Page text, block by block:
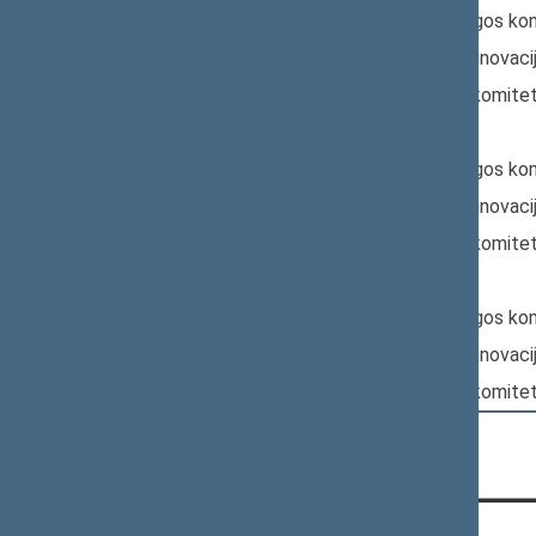
Pagrindinis: Aplinkos apsaugos
Papildomas: Ekonomikos ir
Papildomas: Kaimo reikalų
Pagrindinis: Aplinkos apsaugos
Papildomas: Ekonomikos ir
Papildomas: Kaimo reikalų
Pagrindinis: Aplinkos apsaugos
Papildomas: Ekonomikos ir
Papildomas: Kaimo reikalų